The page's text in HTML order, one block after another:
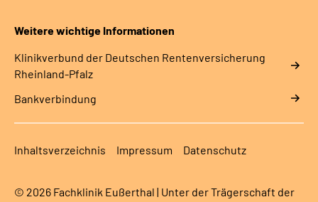
Weitere wichtige Informationen
Klinikverbund der Deutschen Rentenversicherung
Rheinland-Pfalz
Bankverbindung
Inhaltsverzeichnis Impressum Datenschutz
© 2026 Fachklinik Eußerthal | Unter der Trägerschaft der